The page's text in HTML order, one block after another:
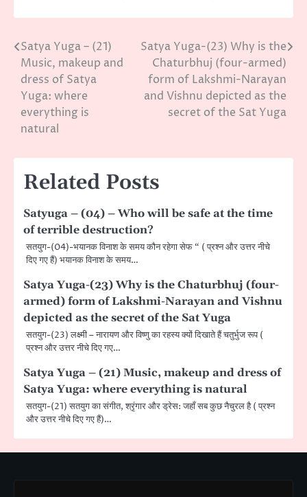
Post
navigation
Satya Yuga – (21)
Music, makeup and
dress of Satya
Yuga: where
everything is
natural
Satya Yuga-(23) Why is the
Chaturbhuj (four-armed)
form of Lakshmi-Narayan
and Vishnu depicted as the
secret of the Sat Yuga
Related Posts
Satyuga – (04) – Who will be safe at the time
of terrible destruction?
सतयुग-(04)-भयानक विनाश के समय कौन रहेगा सेफ “ ( प्रश्न और उत्तर नीचे
दिए गए हैं) भयानक विनाश के समय…
Satya Yuga-(23) Why is the Chaturbhuj (four-
armed) form of Lakshmi-Narayan and Vishnu
depicted as the secret of the Sat Yuga
सतयुग-(23) लक्ष्मी – नारायण और विष्णु का रहस्य क्यों दिखाते हैं चतुर्भुज रूप (
प्रश्न और उत्तर नीचे दिए गए…
Satya Yuga – (21) Music, makeup and dress of
Satya Yuga: where everything is natural
सतयुग-(21) सतयुग का संगीत, श्रृंगार और ड्रेस: जहाँ सब कुछ नैचुरल है ( प्रश्न
और उत्तर नीचे दिए गए हैं)…